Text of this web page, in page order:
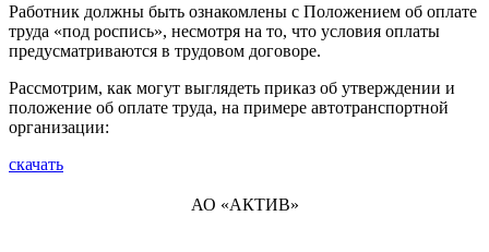
Работник должны быть ознакомлены с Положением об оплате
труда «под роспись», несмотря на то, что условия оплаты
предусматриваются в трудовом договоре.
Рассмотрим, как могут выглядеть приказ об утверждении и
положение об оплате труда, на примере автотранспортной
организации:
скачать
АО «АКТИВ»